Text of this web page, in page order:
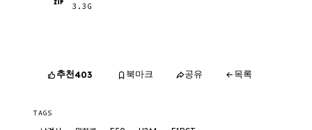
3.3G
추천403 북마크 공유 목록
TAGS